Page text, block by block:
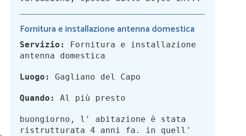
Fornitura e installazione antenna domestica
Servizio:
Fornitura e installazione
antenna domestica
Luogo: Gagliano del Capo
Quando: Al più presto
buongiorno, l' abitazione è stata
ristrutturata 4 anni fa. in quell'